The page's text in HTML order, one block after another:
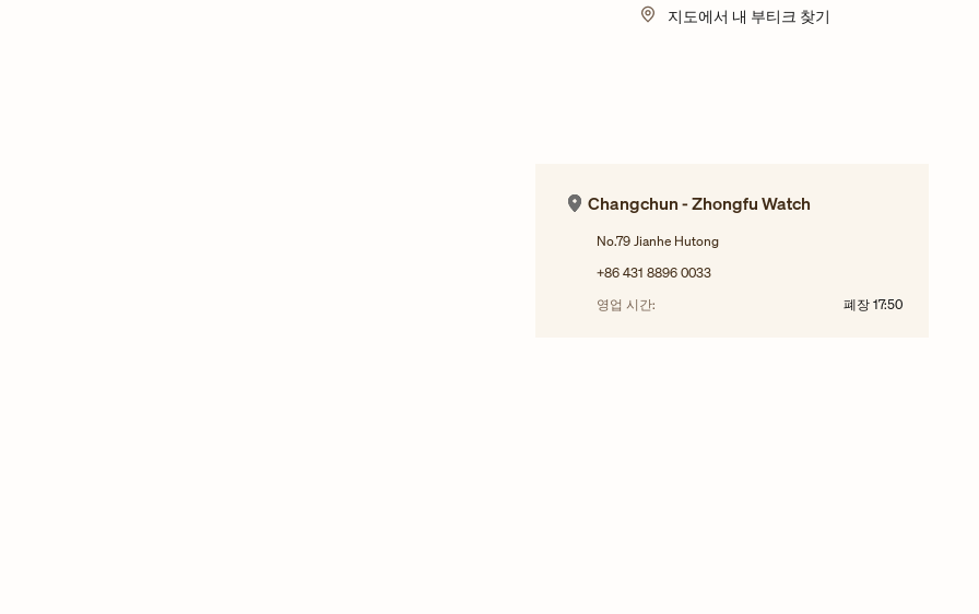
지도에서 내 부티크 찾기
Changchun - Zhongfu Watch
No.79 Jianhe Hutong
+86 431 8896 0033
영업 시간:
폐장17:50